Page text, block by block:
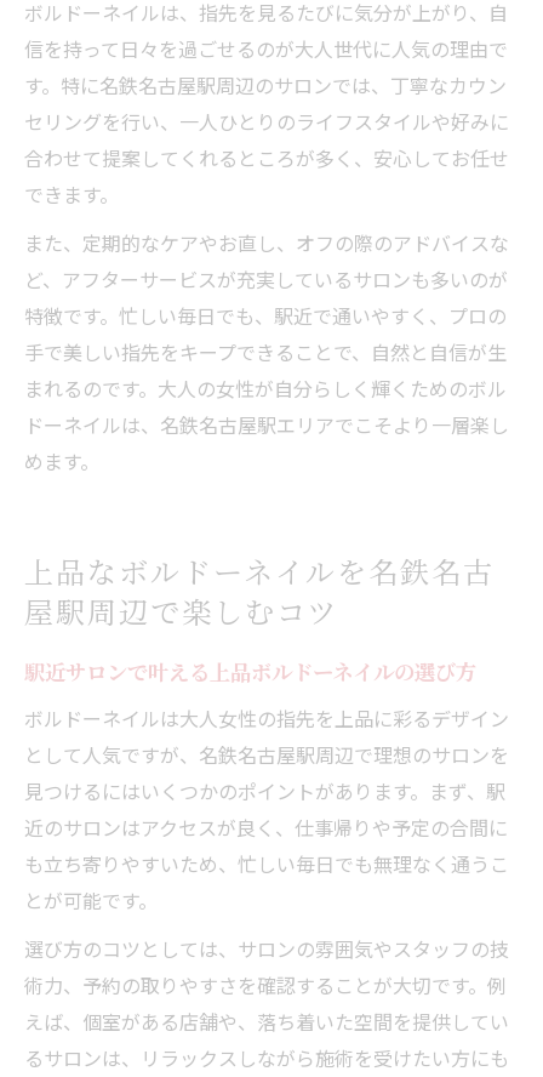
自宅でできるボルドーネイルの美しさキー
プ法
サロンと連携したボルドーネイルの長持ち
対策
ボルドーネイルは、指先を見るたびに気分が上がり、自
信を持って日々を過ごせるのが大人世代に人気の理由で
す。特に名鉄名古屋駅周辺のサロンでは、丁寧なカウン
セリングを行い、一人ひとりのライフスタイルや好みに
合わせて提案してくれるところが多く、安心してお任せ
できます。
また、定期的なケアやお直し、オフの際のアドバイスな
ど、アフターサービスが充実しているサロンも多いのが
特徴です。忙しい毎日でも、駅近で通いやすく、プロの
手で美しい指先をキープできることで、自然と自信が生
まれるのです。大人の女性が自分らしく輝くためのボル
ドーネイルは、名鉄名古屋駅エリアでこそより一層楽し
めます。
上品なボルドーネイルを名鉄名古
屋駅周辺で楽しむコツ
駅近サロンで叶える上品ボルドーネイルの選び方
ボルドーネイルは大人女性の指先を上品に彩るデザイン
として人気ですが、名鉄名古屋駅周辺で理想のサロンを
見つけるにはいくつかのポイントがあります。まず、駅
近のサロンはアクセスが良く、仕事帰りや予定の合間に
も立ち寄りやすいため、忙しい毎日でも無理なく通うこ
とが可能です。
選び方のコツとしては、サロンの雰囲気やスタッフの技
術力、予約の取りやすさを確認することが大切です。例
えば、個室がある店舗や、落ち着いた空間を提供してい
るサロンは、リラックスしながら施術を受けたい方にも